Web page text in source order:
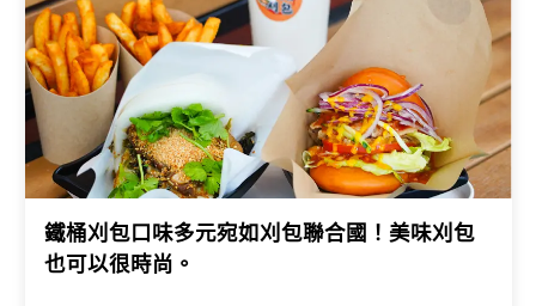
鐵桶刈包口味多元宛如刈包聯合國！美味刈包
也可以很時尚。